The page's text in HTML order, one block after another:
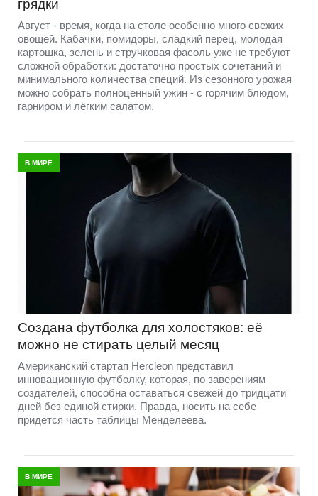
грядки
Август - время, когда на столе особенно много свежих
овощей. Кабачки, помидоры, сладкий перец, молодая
картошка, зелень и стручковая фасоль уже не требуют
сложной обработки: достаточно простых сочетаний и
минимального количества специй. Из сезонного урожая
можно собрать полноценный ужин - с горячим блюдом,
гарниром и лёгким салатом.
В МИРЕ
Создана футболка для холостяков: её
можно не стирать целый месяц
Американский стартап Hercleon представил
инновационную футболку, которая, по заверениям
создателей, способна оставаться свежей до тридцати
дней без единой стирки. Правда, носить на себе
придётся часть таблицы Менделеева.
В МИРЕ